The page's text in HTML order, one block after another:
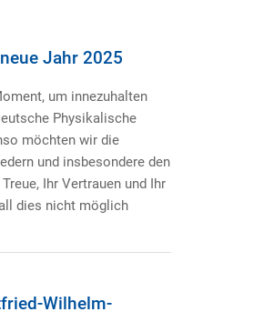
Jahr 2025
um innezuhalten
Physikalische
möchten wir die
und insbesondere den
Ihr Vertrauen und Ihr
dies nicht möglich
Wilhelm-